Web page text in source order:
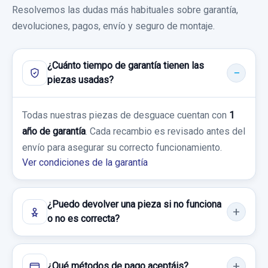
CERRADURA PUERTA DELANTERA IZQUIERDA
CERRADURA PUERTA DELANTERA... usado.
KIA XCEED TECH
Garantía 1 año
Garantía 1 año
64,45 €
Sin IVA, gastos de envío no incluidos.
Consultar por whatsapp
KIA XCEED TECH
Ref:937492
100,00 €
Sin IVA, gastos de envío no incluidos.
Consultar por whatsapp
MANETA INTERIOR DELANTERA IZQUIERDA
IZQUIERDA... usado.
KIA XCEED TECH
Ref:937289 OEM:82613J7000
13,21 €
Sin IVA, gastos de envío no incluidos.
Consultar por whatsapp
ABS J758922900 6158941600
KIA XCEED TECH
Garantía 1 año
Ref:937569 OEM:J758922900
94,21 €
Sin IVA, gastos de envío no incluidos.
Resolvemos las dudas más habituales sobre garantía,
devoluciones, pagos, envío y seguro de montaje.
¿Cuánto tiempo de garantía tienen las
piezas usadas?
Todas nuestras piezas de desguace cuentan con 1
año de garantía . Cada recambio es revisado antes del
envío para asegurar su correcto funcionamiento.
Ver condiciones de la garantía
¿Puedo devolver una pieza si no funciona
o no es correcta?
¿Qué métodos de pago aceptáis?